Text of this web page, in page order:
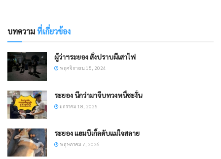
บทความที่เกี่ยวข้อง
ผู้ว่าฯระยอง สั่งปราบผีเสาไฟ
พฤศจิกายน 15, 2024
ระยอง นึกว่ามาจีบทวงหนี้ซะงั้น
มกราคม 18, 2025
ระยอง แฮมบีเกิ้ลดับแม่ใจสลาย
พฤษภาคม 7, 2026